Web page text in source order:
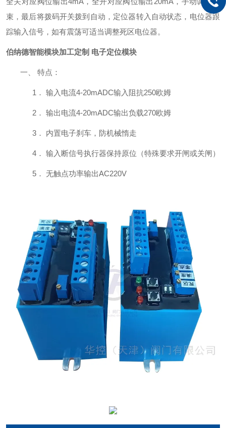
束，最后将拨码开关拨到自动，定位器转入自动状态，电位器跟
踪输入信号，如有震荡可适当调整死区电位器。
伯纳德智能模块加工定制 电子定位模块
一、 特点：
1． 输入电流4-20mADC输入阻抗250欧姆
2． 输出电流4-20mADC输出负载270欧姆
3． 内置电子刹车，防机械惰走
4． 输入断信号执行器保持原位（特殊要求开闸或关闸）
5． 无触点功率输出AC220V